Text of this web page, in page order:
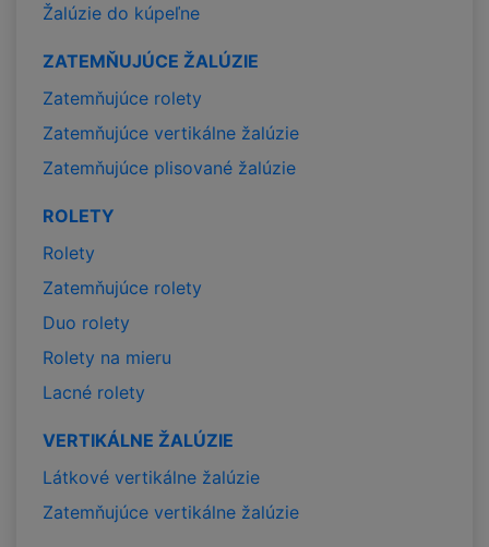
Žalúzie do kúpeľne
ZATEMŇUJÚCE ŽALÚZIE
Zatemňujúce rolety
Zatemňujúce vertikálne žalúzie
Zatemňujúce plisované žalúzie
ROLETY
Rolety
Zatemňujúce rolety
Duo rolety
Rolety na mieru
Lacné rolety
VERTIKÁLNE ŽALÚZIE
Látkové vertikálne žalúzie
Zatemňujúce vertikálne žalúzie